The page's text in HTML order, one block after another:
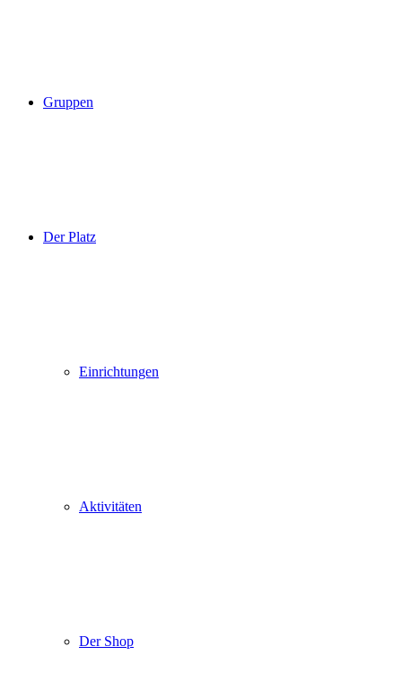
Gruppen
Der Platz
Einrichtungen
Aktivitäten
Der Shop